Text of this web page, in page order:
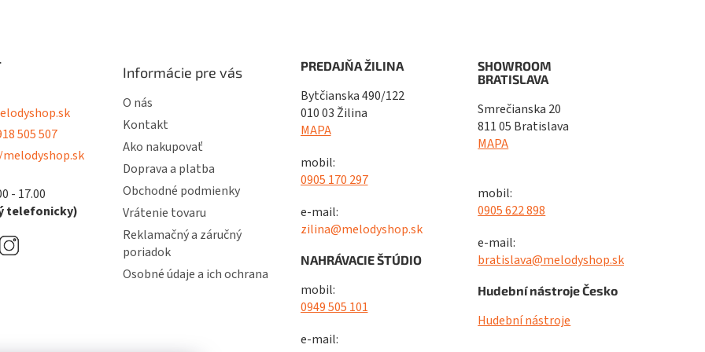
505 507
- 17.00
telefonicky)
Informácie pre vás
O nás
Kontakt
Ako nakupovať
Doprava a platba
Obchodné podmienky
Vrátenie tovaru
Reklamačný a záručný
poriadok
Osobné údaje a ich ochrana
PREDAJŇA ŽILINA
Bytčianska 490/122
010 03 Žilina
MAPA
mobil:
0905 170 297
e-mail:
zilina@melodyshop.sk
NAHRÁVACIE ŠTÚDIO
mobil:
0949 505 101
e-mail:
SHOWROOM
BRATISLAVA
Smrečianska 20
811 05 Bratislava
MAPA
mobil:
0905 622 898
e-mail:
bratislava@melodyshop.sk
Hudební nástroje Česko
Hudební nástroje